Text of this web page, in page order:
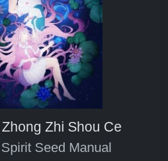
Zhi Shou Ce
Seed Manual